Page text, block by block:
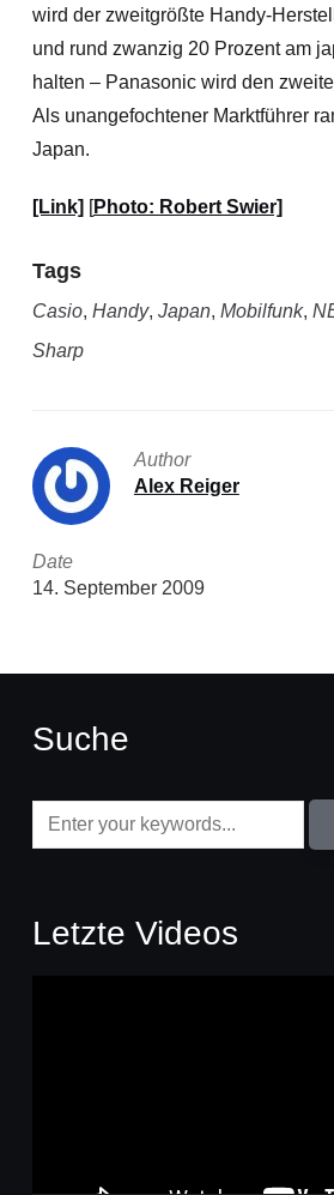
wird der zweitgrößte Handy-
und rund zwanzig 20 Prozent am
halten – Panasonic wird den
Als unangefochtener Marktführer
Japan.
[Link] [Photo: Robert Swier]
Tags
Casio, Handy, Japan, Mobilfunk,
Sharp
Author
Alex Reiger
Date
14. September 2009
Suche
Letzte Videos